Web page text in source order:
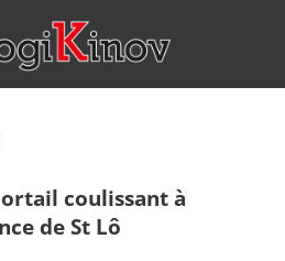
coulissant à
de St Lô